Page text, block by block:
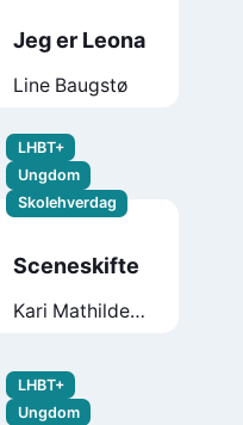
Jeg er Leona
Line Baugstø
LHBT+
Ungdom
Skolehverdag
Sceneskifte
Kari Mathilde
LHBT+
Ungdom